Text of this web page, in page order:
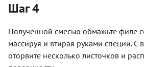
Шаг 4
Полученной смесью обмажьте филе
массируя и втирая руками специи. С
оторвите несколько листочков и